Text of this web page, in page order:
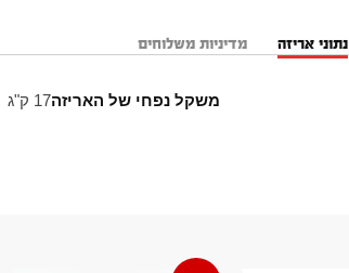
נתוני אריזה מדיניות משלוחים
משקל נפחי של האריזה17 ק"ג